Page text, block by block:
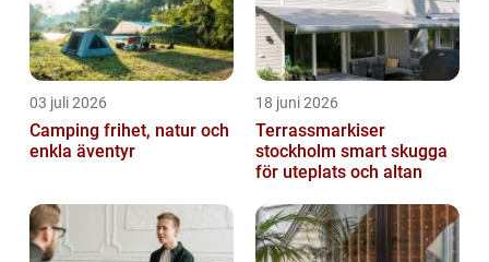
03 juli 2026
Camping frihet, natur och
enkla äventyr
18 juni 2026
Terrassmarkiser
stockholm smart skugga
för uteplats och altan